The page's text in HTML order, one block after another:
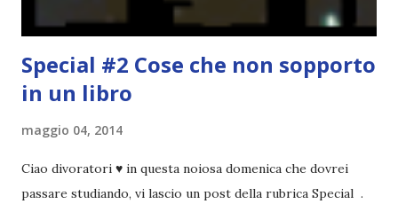
Special #2 Cose che non sopporto
in un libro
maggio 04, 2014
Ciao divoratori ♥ in questa noiosa domenica che dovrei
passare studiando, vi lascio un post della rubrica Special .